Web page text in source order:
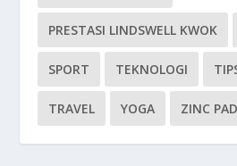
PRESTASI LINDSWELL KWOK
SPORT TEKNOLOGI
TRAVEL YOGA ZINC